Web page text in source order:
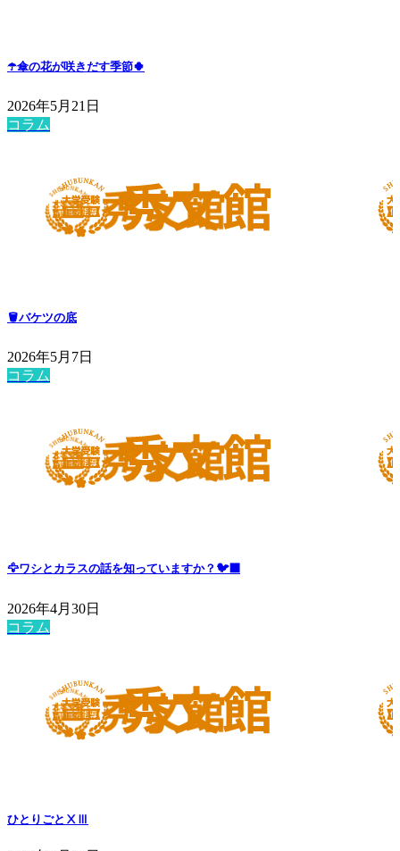
☂️傘の花が咲きだす季節🍀
2026年5月21日
コラム
🪣バケツの底
2026年5月7日
コラム
🦅ワシとカラスの話を知っていますか？🐦‍⬛
2026年4月30日
コラム
ひとりごとⅩⅢ